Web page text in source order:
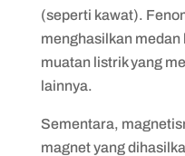
(seperti kawat).
menghasilkan
muatan listrik yang
lainnya.
Sementara,
magnet yang